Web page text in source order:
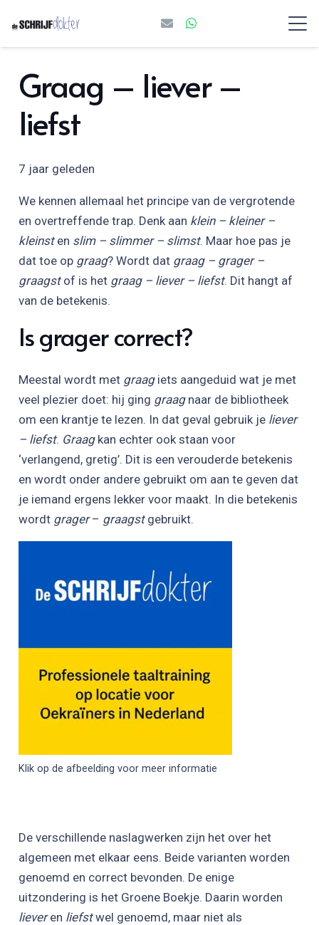
Graag – liever –
liefst
7 jaar geleden
We kennen allemaal het principe van de vergrotende
en overtreffende trap. Denk aan klein – kleiner –
kleinsten slim – slimmer – slimst. Maar hoe pas je
dat toe op graag? Wordt dat graag – grager –
graagstof is het graag – liever – liefst. Dit hangt af
van de betekenis.
Is grager correct?
Meestal wordt met graagiets aangeduid wat je met
veel plezier doet: hij ging graagnaar de bibliotheek
om een krantje te lezen. In dat geval gebruik je liever
– liefst. Graagkan echter ook staan voor
‘verlangend, gretig’. Dit is een verouderde betekenis
en wordt onder andere gebruikt om aan te geven dat
je iemand ergens lekker voor maakt. In die betekenis
wordt grager– graagstgebruikt.
Klik op de afbeelding voor meer informatie
De verschillende naslagwerken zijn het over het
algemeen met elkaar eens. Beide varianten worden
genoemd en correct bevonden. De enige
uitzondering is het Groene Boekje. Daarin worden
lieveren liefstwel genoemd, maar niet als